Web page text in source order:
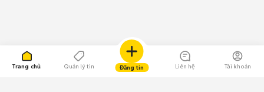
Trang chủ Quản lý tin Đăng tin Liên hệ Tài khoản